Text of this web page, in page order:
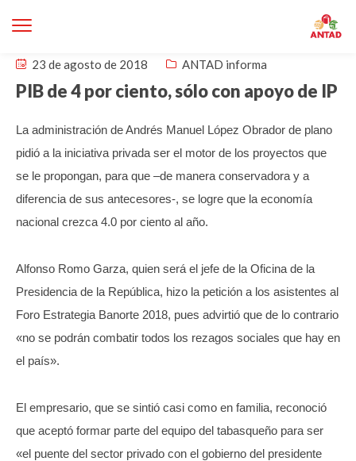
23 de agosto de 2018 ANTAD informa
PIB de 4 por ciento, sólo con apoyo de IP
La administración de Andrés Manuel López Obrador de plano
pidió a la iniciativa privada ser el motor de los proyectos que
se le propongan, para que –de manera conservadora y a
diferencia de sus antecesores-, se logre que la economía
nacional crezca 4.0 por ciento al año.
Alfonso Romo Garza, quien será el jefe de la Oficina de la
Presidencia de la República, hizo la petición a los asistentes al
Foro Estrategia Banorte 2018, pues advirtió que de lo contrario
«no se podrán combatir todos los rezagos sociales que hay en
el país».
El empresario, que se sintió casi como en familia, reconoció
que aceptó formar parte del equipo del tabasqueño para ser
«el puente del sector privado con el gobierno del presidente